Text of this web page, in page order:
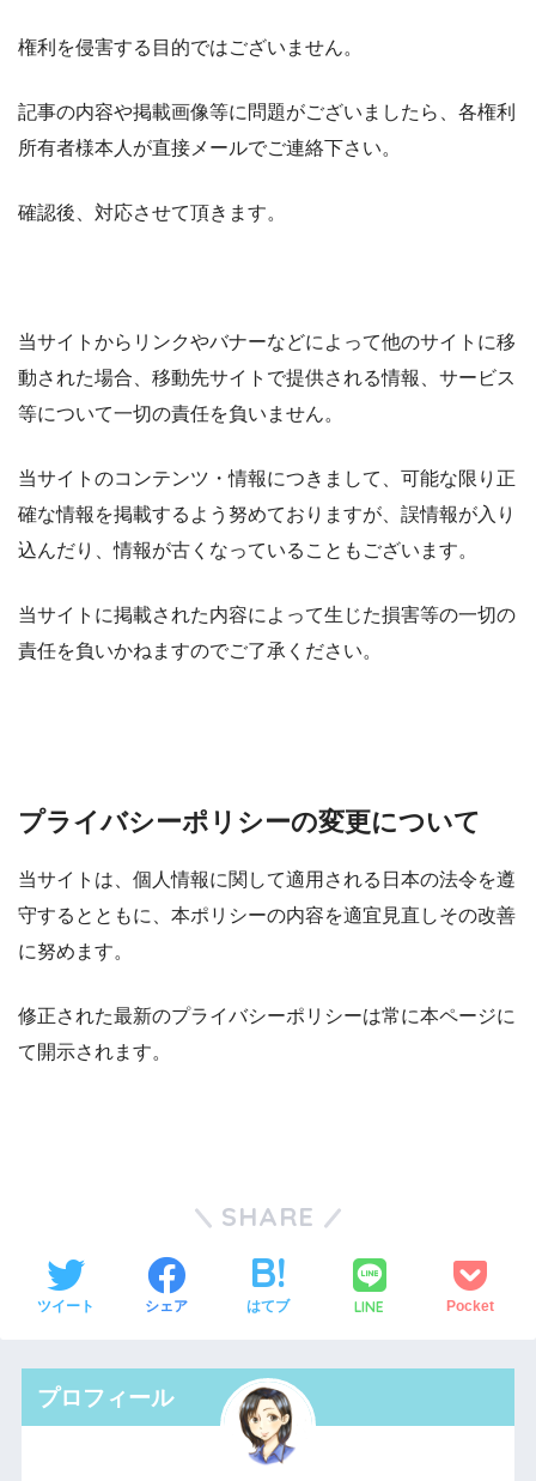
権利を侵害する目的ではございません。
記事の内容や掲載画像等に問題がございましたら、各権利
所有者様本人が直接メールでご連絡下さい。
確認後、対応させて頂きます。
当サイトからリンクやバナーなどによって他のサイトに移
動された場合、移動先サイトで提供される情報、サービス
等について一切の責任を負いません。
当サイトのコンテンツ・情報につきまして、可能な限り正
確な情報を掲載するよう努めておりますが、誤情報が入り
込んだり、情報が古くなっていることもございます。
当サイトに掲載された内容によって生じた損害等の一切の
責任を負いかねますのでご了承ください。
プライバシーポリシーの変更について
当サイトは、個人情報に関して適用される日本の法令を遵
守するとともに、本ポリシーの内容を適宜見直しその改善
に努めます。
修正された最新のプライバシーポリシーは常に本ページに
て開示されます。
SHARE
ツイート シェア はてブ LINE Pocket
プロフィール